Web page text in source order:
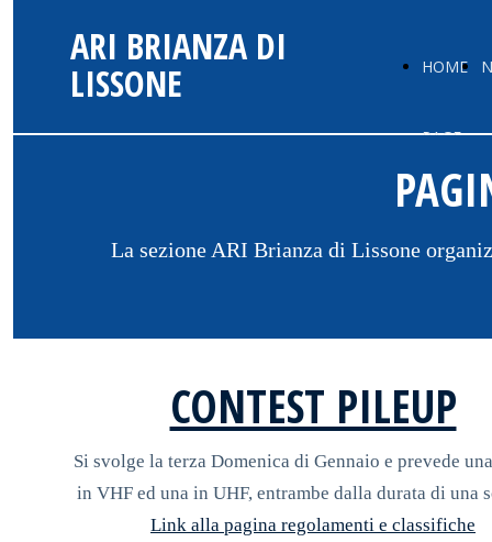
ARI BRIANZA DI
LISSONE HOME
PAGE
La sezione ARI Brianza di Lissone
CONTEST PILEUP
Si svolge la terza Domenica di Gennaio e prevede
in VHF ed una in UHF, entrambe dalla durata di una
Link alla pagina regolamenti e classifiche